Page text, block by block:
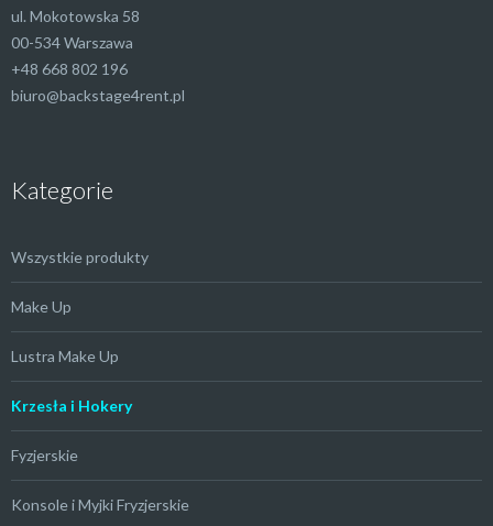
ul. Mokotowska 58
00-534 Warszawa
+48 668 802 196
biuro@backstage4rent.pl
Kategorie
Wszystkie produkty
Make Up
Lustra Make Up
Krzesła i Hokery
Fyzjerskie
Konsole i Myjki Fryzjerskie